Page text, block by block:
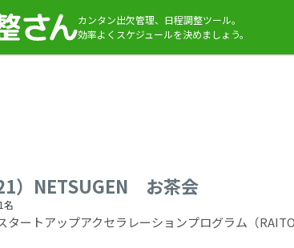
カンタン出欠管理、日程調整ツール。
効率よくスケジュールを決めましょう。
）NETSUGEN お茶会
名
タートアップアクセラレーションプログラム（